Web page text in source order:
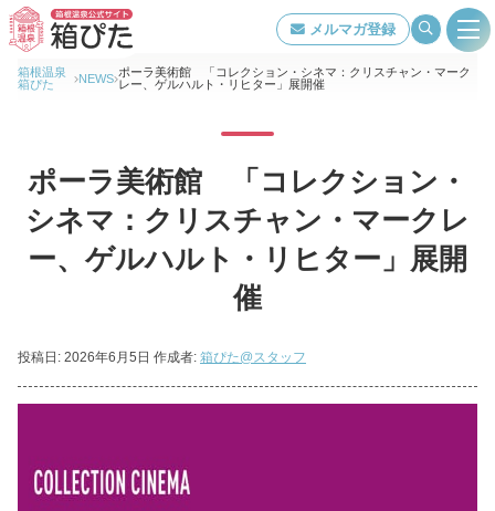
メルマガ登録
箱根温泉について
特集ページ一覧
交通アクセス
当組合について
箱根温泉
箱ぴた
NEWS ポーラ美術館 「コレクション・シネマ：クリスチャン・マーク
レー、ゲルハルト・リヒター」展開催
ポーラ美術館 「コレクション・
シネマ：クリスチャン・マークレ
ー、ゲルハルト・リヒター」展開
催
投稿日: 2026年6月5日 作成者: 箱ぴた@スタッフ